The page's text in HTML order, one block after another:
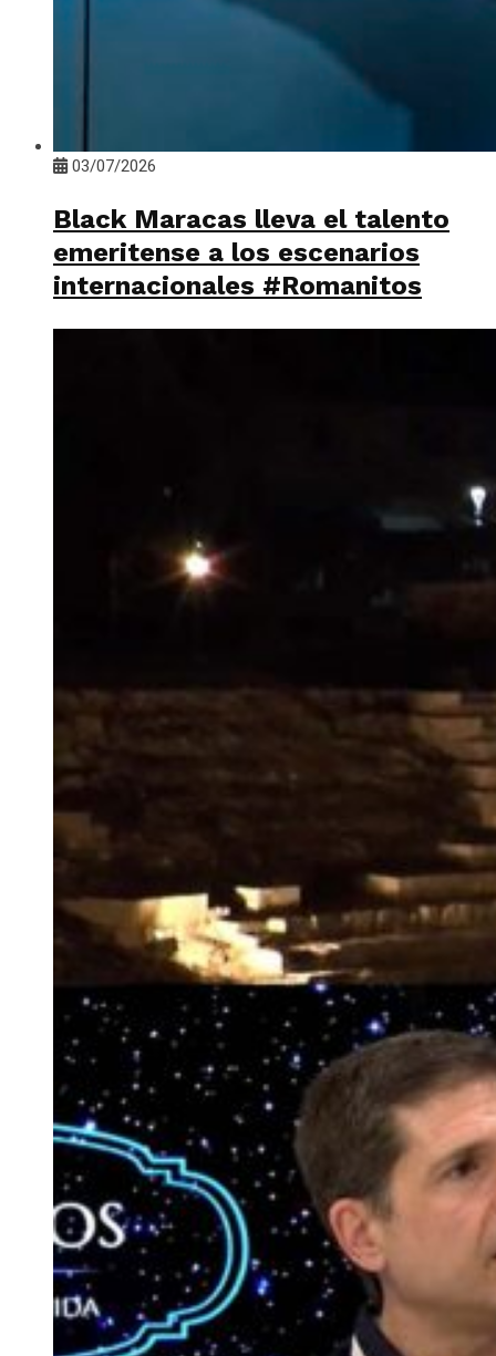
03/07/2026
Black Maracas lleva el talento
emeritense a los escenarios
internacionales #Romanitos